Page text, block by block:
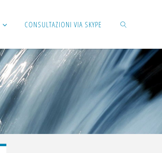
CONSULTAZIONI VIA SKYPE
CERCA